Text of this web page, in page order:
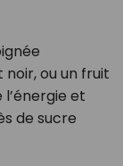
ou un fruit
et
de sucre